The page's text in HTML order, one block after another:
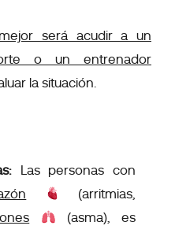
será acudir a un
o un entrenador
la situación.
Las personas con
(arritmias,
(asma), es